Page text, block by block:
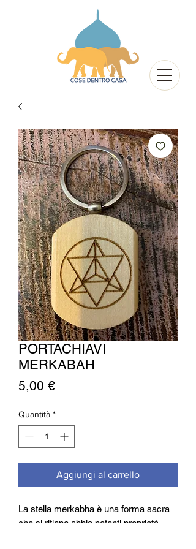
PORTACHIAVI
MERKABAH
5,00 €Prezzo
Quantità *
Aggiungi al carrello
La stella merkabha è una forma sacra
che si ritiene abbia potenti proprietà